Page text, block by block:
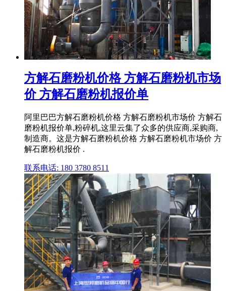
方解石磨粉机价格 方解石磨粉机市场
价 方解石磨粉机报价单
阿里巴巴方解石磨粉机价格 方解石磨粉机市场价 方解石
磨粉机报价单,粉碎机,这里云集了众多的供应商,采购商,
制造商。这是方解石磨粉机价格 方解石磨粉机市场价 方
解石磨粉机报价 .
联系电话: 180 3780 8511